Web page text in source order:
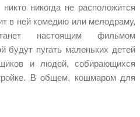
никогда не расположится
в ней комедию или мелодраму,
настоящим фильмом
будут пугать маленьких детей
и людей, собирающихся
В общем, кошмаром для